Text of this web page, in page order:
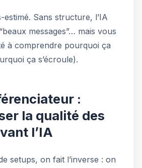
estimé. Sans structure, l’IA
messages”… mais vous
à comprendre pourquoi ça
ça s’écroule).
:
la qualité des
l’IA
setups, on fait l’inverse : on